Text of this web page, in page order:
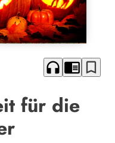
headphones chrome_reader_mode bookmark_border
für die